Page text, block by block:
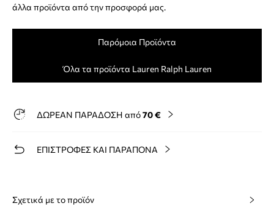
άλλα προϊόντα από την προσφορά μας.
Παρόμοια Προϊόντα
Όλα τα προϊόντα Lauren Ralph Lauren
ΔΩΡΕΑΝ ΠΑΡΑΔΟΣΗ από70 €
ΕΠΙΣΤΡΟΦΕΣ ΚΑΙ ΠΑΡΑΠΟΝΑ
Σχετικά με το προϊόν